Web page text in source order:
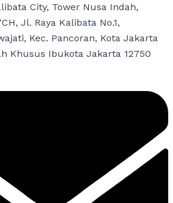
City, Tower Nusa Indah,
Jl. Raya Kalibata No.1,
Kec. Pancoran, Kota Jakarta
Khusus Ibukota Jakarta 12750